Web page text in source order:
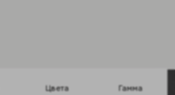
Цвета Гамма